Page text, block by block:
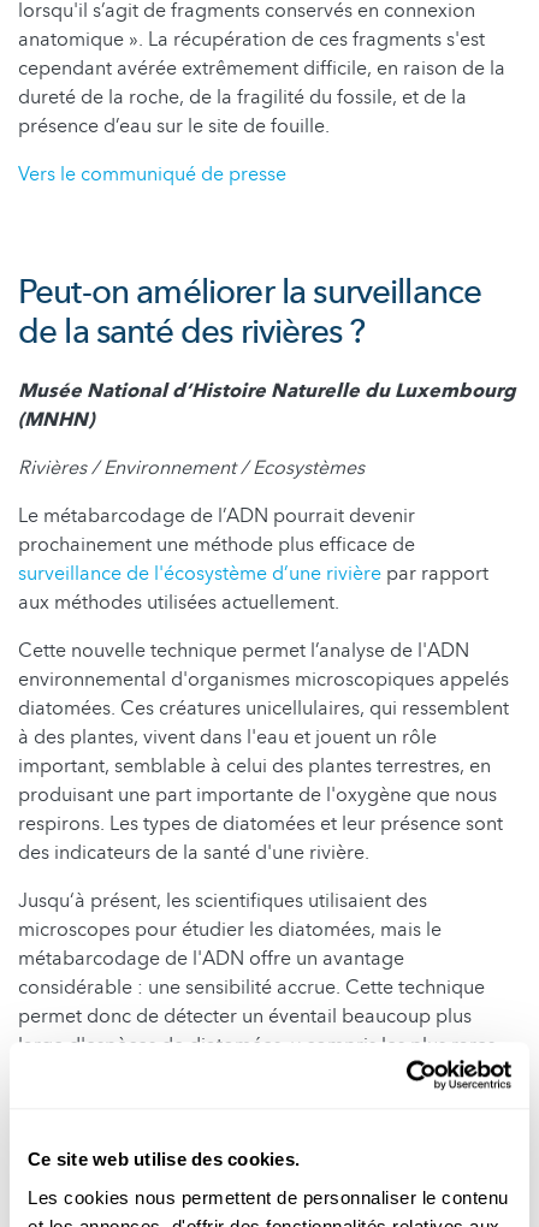
Ce site web utilise des cookies.
Les cookies nous permettent de personnaliser le contenu
lorsqu'il s’agit de fragments conservés en connexion
anatomique ». La récupération de ces fragments s'est
cependant avérée extrêmement difficile, en raison de la
dureté de la roche, de la fragilité du fossile, et de la
présence d’eau sur le site de fouille.
Vers le communiqué de presse
Peut-on améliorer la surveillance
de la santé des rivières ?
Musée National d’Histoire Naturelle du Luxembourg
(MNHN)
Rivières / Environnement / Ecosystèmes
Le métabarcodage de l’ADN pourrait devenir
prochainement une méthode plus efficace de
surveillance de l'écosystème d’une rivière par rapport
aux méthodes utilisées actuellement.
Cette nouvelle technique permet l’analyse de l'ADN
environnemental d'organismes microscopiques appelés
diatomées. Ces créatures unicellulaires, qui ressemblent
à des plantes, vivent dans l'eau et jouent un rôle
important, semblable à celui des plantes terrestres, en
produisant une part importante de l'oxygène que nous
respirons. Les types de diatomées et leur présence sont
des indicateurs de la santé d'une rivière.
Jusqu‘à présent, les scientifiques utilisaient des
microscopes pour étudier les diatomées, mais le
métabarcodage de l'ADN offre un avantage
considérable : une sensibilité accrue. Cette technique
permet donc de détecter un éventail beaucoup plus
large d'espèces de diatomées, y compris les plus rares.
Vers la publication
Pollinisateurs : les résultats